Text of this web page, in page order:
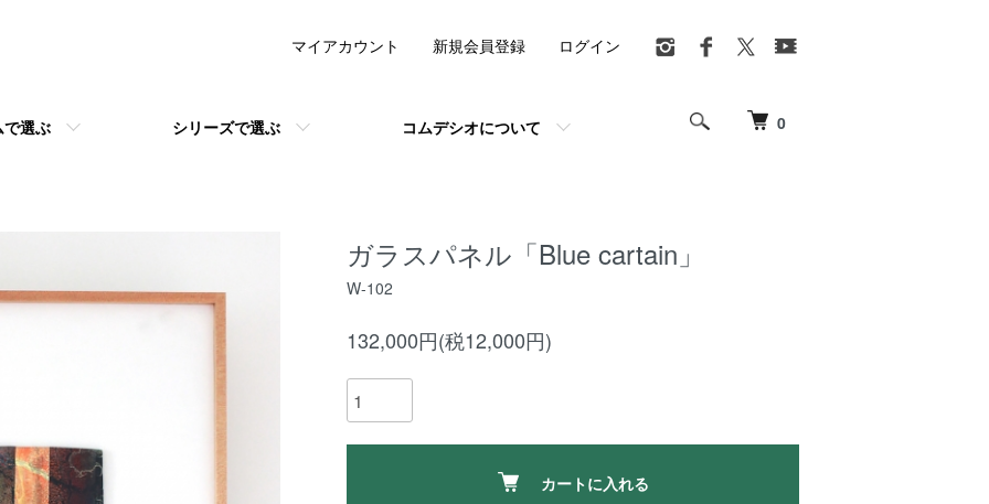
0
選ぶ シリーズで選ぶ コムデシオについて
マイアカウント 新規会員登録 ログイン
ガラスパネル「Blue cartain」
W-102
132,000円(税12,000円)
カートに入れる